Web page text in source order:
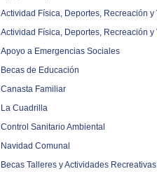
Actividad Física, Deportes, Recreación
Actividad Física, Deportes, Recreación
Apoyo a Emergencias Sociales
Becas de Educación
Canasta Familiar
La Cuadrilla
Control Sanitario Ambiental
Navidad Comunal
Becas Talleres y Actividades Recreativas